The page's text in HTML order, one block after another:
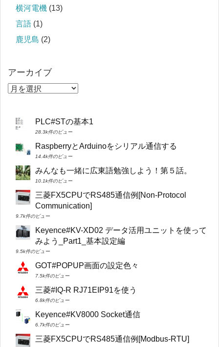
横河電機 (13)
言語 (1)
鹿児島 (2)
アーカイブ
PLC#STの基本1
28.3k件のビュー
RaspberryとArduinoをシリアル通信する
14.4k件のビュー
みんなも一緒に広東語勉強しよう！第５話。
10.1k件のビュー
三菱FX5CPUでRS485通信例[Non-Protocol
Communication]
9.7k件のビュー
Keyence#KV-XD02 データ活用ユニットを使って
みよう_Part1_基本設定編
9.5k件のビュー
GOT#POPUP画面の設定色々
7.5k件のビュー
三菱#IQ-R RJ71EIP91を使う
6.8k件のビュー
Keyence#KV8000 Socket通信
6.7k件のビュー
三菱FX5CPUでRS485通信例[Modbus-RTU]